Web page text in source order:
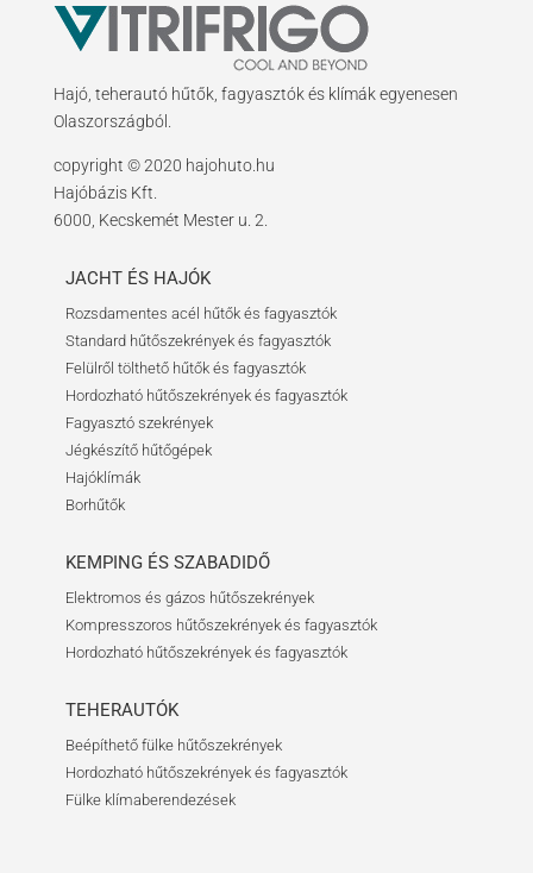
Hajó, teherautó hűtők, fagyasztók és klímák egyenesen
Olaszországból.
copyright © 2020 hajohuto.hu
Hajóbázis Kft.
6000, Kecskemét Mester u. 2.
JACHT ÉS HAJÓK
Rozsdamentes acél hűtők és fagyasztók
Standard hűtőszekrények és fagyasztók
Felülről tölthető hűtők és fagyasztók
Hordozható hűtőszekrények és fagyasztók
Fagyasztó szekrények
Jégkészítő hűtőgépek
Hajóklímák
Borhűtők
KEMPING ÉS SZABADIDŐ
Elektromos és gázos hűtőszekrények
Kompresszoros hűtőszekrények és fagyasztók
Hordozható hűtőszekrények és fagyasztók
TEHERAUTÓK
Beépíthető fülke hűtőszekrények
Hordozható hűtőszekrények és fagyasztók
Fülke klímaberendezések